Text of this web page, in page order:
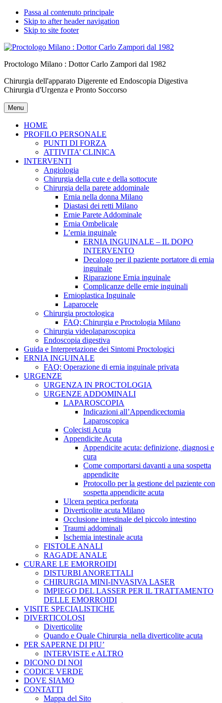
Passa al contenuto principale
Skip to after header navigation
Skip to site footer
Proctologo Milano : Dottor Carlo Zampori dal 1982
Chirurgia dell'apparato Digerente ed Endoscopia Digestiva
Chirurgia d'Urgenza e Pronto Soccorso
Menu
HOME
PROFILO PERSONALE
PUNTI DI FORZA
ATTIVITA’ CLINICA
INTERVENTI
Angiologia
Chirurgia della cute e della sottocute
Chirurgia della parete addominale
Ernia nella donna Milano
Diastasi dei retti Milano
Ernie Parete Addominale
Ernia Ombelicale
L’ernia inguinale
ERNIA INGUINALE – IL DOPO
INTERVENTO
Decalogo per il paziente portatore di ernia
inguinale
Riparazione Ernia inguinale
Complicanze delle ernie inguinali
Ernioplastica Inguinale
Laparocele
Chirurgia proctologica
FAQ: Chirurgia e Proctologia Milano
Chirurgia videolaparoscopica
Endoscopia digestiva
Guida e Interpretazione dei Sintomi Proctologici
ERNIA INGUINALE
FAQ: Operazione di ernia inguinale privata
URGENZE
URGENZA IN PROCTOLOGIA
URGENZE ADDOMINALI
LAPAROSCOPIA
Indicazioni all’Appendicectomia
Laparoscopica
Colecisti Acuta
Appendicite Acuta
Appendicite acuta: definizione, diagnosi e
cura
Come comportarsi davanti a una sospetta
appendicite
Protocollo per la gestione del paziente con
sospetta appendicite acuta
Ulcera peptica perforata
Diverticolite acuta Milano
Occlusione intestinale del piccolo intestino
Traumi addominali
Ischemia intestinale acuta
FISTOLE ANALI
RAGADE ANALE
CURARE LE EMORROIDI
DISTURBI ANORETTALI
CHIRURGIA MINI-INVASIVA LASER
IMPIEGO DEL LASSER PER IL TRATTAMENTO
DELLE EMORROIDI
VISITE SPECIALISTICHE
DIVERTICOLOSI
Diverticolite
Quando e Quale Chirurgia nella diverticolite acuta
PER SAPERNE DI PIU’
INTERVISTE e ALTRO
DICONO DI NOI
CODICE VERDE
DOVE SIAMO
CONTATTI
Mappa del Sito